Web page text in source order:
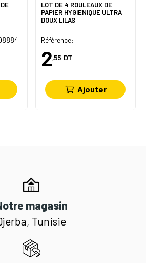
LOT DE 4 ROULEAUX DE
PAPIER HYGIENIQUE ULTRA
DOUX LILAS
Référence:
2,55 DT
Ajouter
magasin
Tunisie